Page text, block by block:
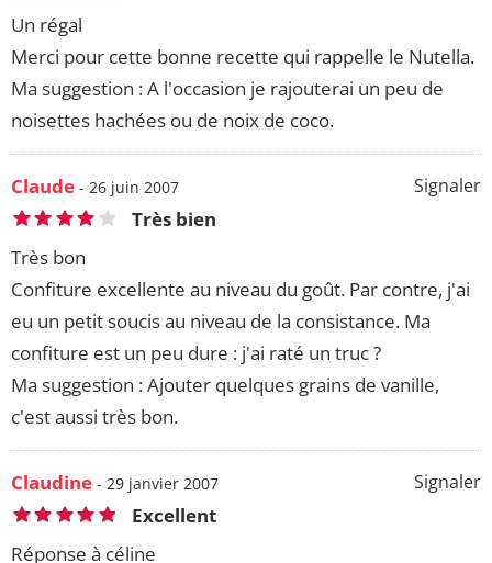
Un régal
Merci pour cette bonne recette qui rappelle le Nutella.
Ma suggestion : A l'occasion je rajouterai un peu de
noisettes hachées ou de noix de coco.
Signaler
Claude - 26 juin 2007
Très bien
Très bon
Confiture excellente au niveau du goût. Par contre, j'ai
eu un petit soucis au niveau de la consistance. Ma
confiture est un peu dure : j'ai raté un truc ?
Ma suggestion : Ajouter quelques grains de vanille,
c'est aussi très bon.
Signaler
Claudine - 29 janvier 2007
Excellent
Réponse à céline